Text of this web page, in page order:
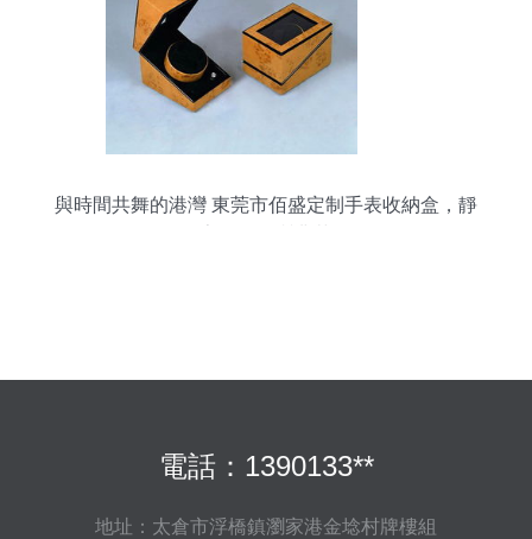
與時間共舞的港灣 東莞市佰盛定制手表收納盒，靜
電話：1390133**
地址：太倉市浮橋鎮瀏家港金埝村牌樓組